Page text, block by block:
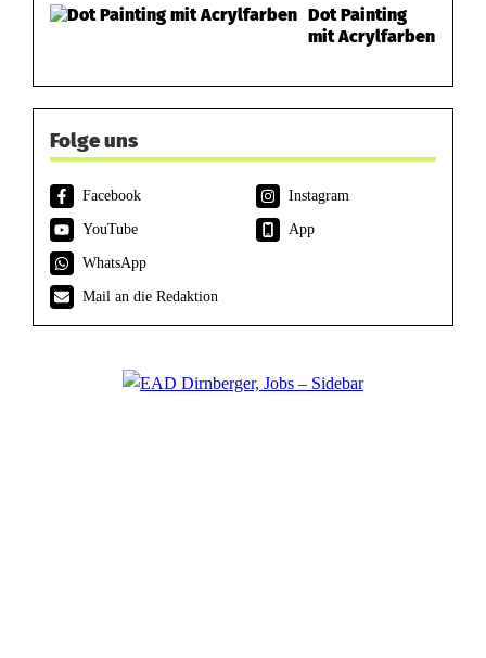
Dot Painting
mit Acrylfarben
Folge uns
Facebook
Instagram
YouTube
App
WhatsApp
Mail an die Redaktion